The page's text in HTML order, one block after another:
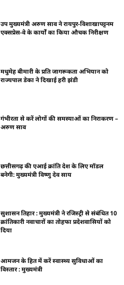
उप मुख्यमंत्री अरुण साव ने रायपुर-विशाखापट्टनम
एक्सप्रेस-वे के कार्यों का किया औचक निरीक्षण
मधुमेह बीमारी के प्रति जागरूकता अभियान को
राज्यपाल डेका ने दिखाई हरी झंडी
गंभीरता से करें लोगों की समस्याओं का निराकरण –
अरुण साव
छत्तीसगढ़ की एआई क्रांति देश के लिए मॉडल
बनेगी: मुख्यमंत्री विष्णु देव साय
सुशासन तिहार : मुख्यमंत्री ने रजिस्ट्री से संबंधित 10
क्रांतिकारी नवाचारों का तोहफा प्रदेशवासियों को
दिया
आमजन के हित में करें स्वास्थ्य सुविधाओं का
विस्तार : मुख्यमंत्री